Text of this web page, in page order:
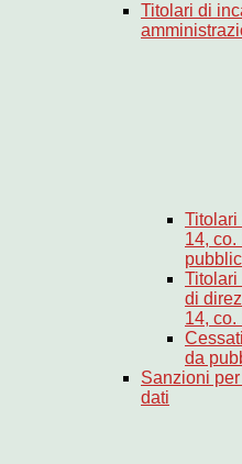
Titolari di
Titolari
14, co.
Titolari
di
14, co.
da
Sanzioni
dati